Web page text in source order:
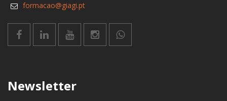
formacao@giagi.pt
Newsletter